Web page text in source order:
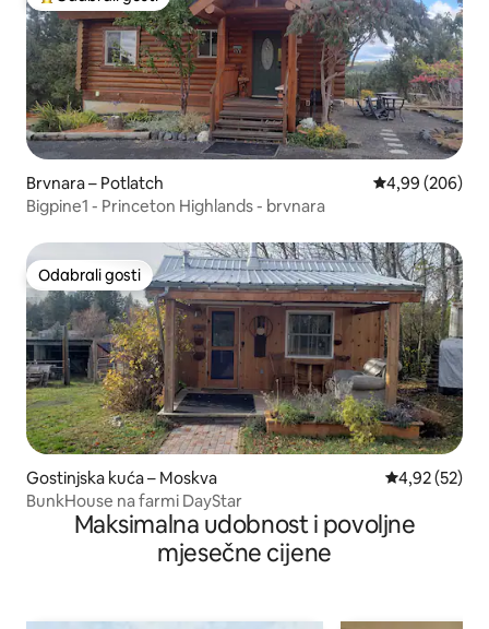
Među najviše rangiranima s oznakom „Odabrali gosti”
Brvnara – Potlatch Prosječna
4,99 (206)
Bigpine1 - Princeton Highlands - brvnara
Odabrali gosti
Odabrali gosti
Gostinjska kuća – Moskva Prosječna
4,92 (52)
BunkHouse na farmi DayStar
Maksimalna udobnost i povoljne
mjesečne cijene